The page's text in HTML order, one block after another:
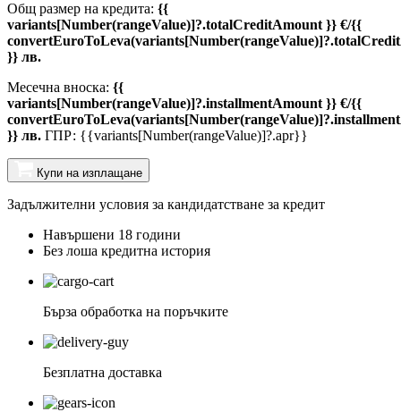
Общ размер на кредита: {{
variants[Number(rangeValue)]?.totalCreditAmount }} €/{{
}} лв.
Месечна вноска: {{
variants[Number(rangeValue)]?.installmentAmount }} €/{{
}} лв. ГПР: {{variants[Number(rangeValue)]?.apr}}
Купи на изплащане
Задължителни условия за кандидатстване за кредит
Навършени 18 години
Без лоша кредитна история
Бърза обработка на поръчките
Безплатна доставка